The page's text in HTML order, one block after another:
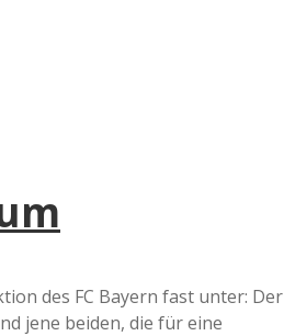
des FC Bayern fast unter: Der
jene beiden, die für eine